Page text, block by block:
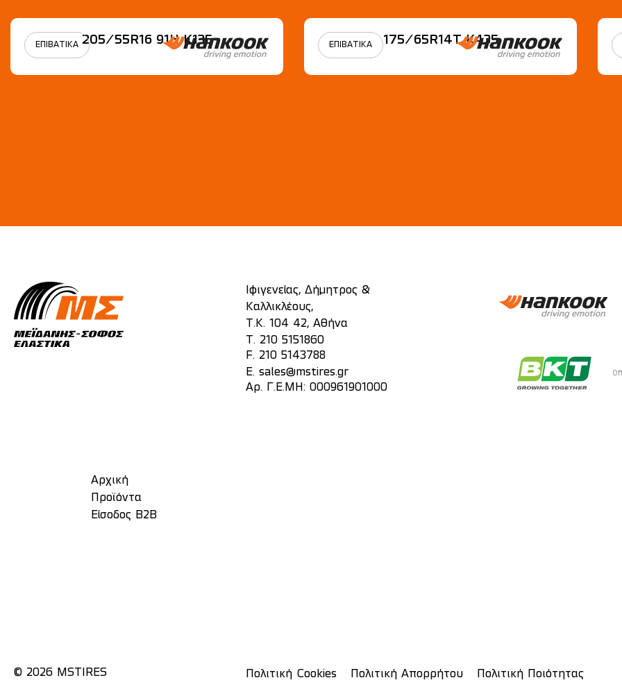
ΕΠΙΒΑΤΙΚΑ 205/55R16 91H Κ135 ΕΠΙΒΑΤΙΚΑ 175/65R14Τ Κ435
Ιφιγενείας, Δήμητρος &
Καλλικλέους,
Τ.Κ. 104 42, Αθήνα
T. 210 5151860
F. 210 5143788
E. sales@mstires.gr
Αρ. Γ.Ε.ΜΗ: 000961901000
Αρχική
Προϊόντα
Είσοδος Β2Β
© 2026 MSTIRES Πολιτική Cookies Πολιτική Απορρήτου Πολιτική Ποιότητας